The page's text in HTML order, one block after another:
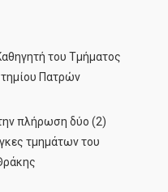
του Τμήματος
Πατρών
πλήρωση δύο (2)
τμημάτων του